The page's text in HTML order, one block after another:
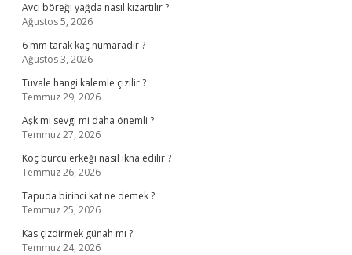
Avcı böreği yağda nasıl kızartılır ?
Ağustos 5, 2026
6 mm tarak kaç numaradır ?
Ağustos 3, 2026
Tuvale hangi kalemle çizilir ?
Temmuz 29, 2026
Aşk mı sevgi mi daha önemli ?
Temmuz 27, 2026
Koç burcu erkeği nasıl ikna edilir ?
Temmuz 26, 2026
Tapuda birinci kat ne demek ?
Temmuz 25, 2026
Kas çizdirmek günah mı ?
Temmuz 24, 2026